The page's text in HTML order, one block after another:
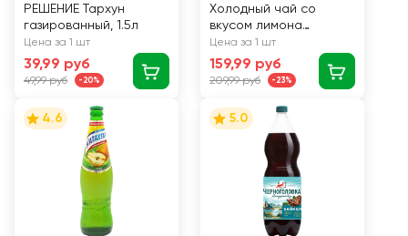
РЕШЕНИЕ Тархун
газированный, 1.5л
Цена за 1 шт
39,99 руб
49,99 руб -20%
Холодный чай со
вкусом лимона
негазированный, 1л
Цена за 1 шт
159,99 руб
209,99 руб -23%
4.6 5.0